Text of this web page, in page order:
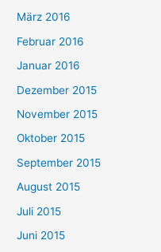
März 2016
Februar 2016
Januar 2016
Dezember 2015
November 2015
Oktober 2015
September 2015
August 2015
Juli 2015
Juni 2015